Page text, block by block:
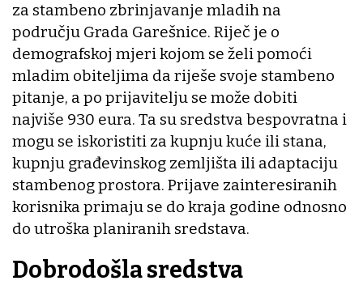
za stambeno zbrinjavanje mladih na
području Grada Garešnice. Riječ je o
demografskoj mjeri kojom se želi pomoći
mladim obiteljima da riješe svoje stambeno
pitanje, a po prijavitelju se može dobiti
najviše 930 eura. Ta su sredstva bespovratna i
mogu se iskoristiti za kupnju kuće ili stana,
kupnju građevinskog zemljišta ili adaptaciju
stambenog prostora. Prijave zainteresiranih
korisnika primaju se do kraja godine odnosno
do utroška planiranih sredstava.
Dobrodošla sredstva